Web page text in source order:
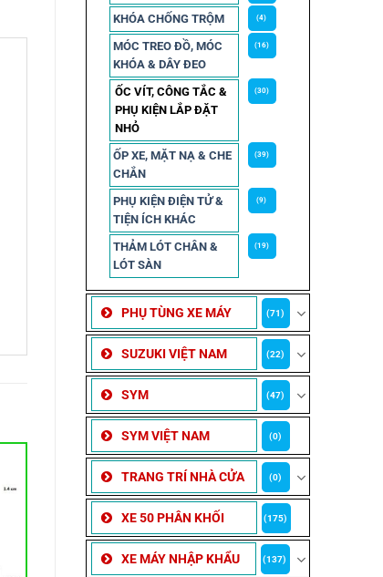
KHÓA CHỐNG TRỘM (4)
MÓC TREO ĐỒ, MÓC
KHÓA & DÂY ĐEO
(16)
ỐC VÍT, CÔNG TẮC &
PHỤ KIỆN LẮP ĐẶT
NHỎ
(30)
ỐP XE, MẶT NẠ & CHE
CHẮN
(39)
PHỤ KIỆN ĐIỆN TỬ &
TIỆN ÍCH KHÁC
(9)
THẢM LÓT CHÂN &
LÓT SÀN
(19)
PHỤ TÙNG XE MÁY (71)
SUZUKI VIỆT NAM (22)
SYM (47)
SYM VIỆT NAM (0)
TRANG TRÍ NHÀ CỬA (0)
XE 50 PHÂN KHỐI (175)
XE MÁY NHẬP KHẨU (137)